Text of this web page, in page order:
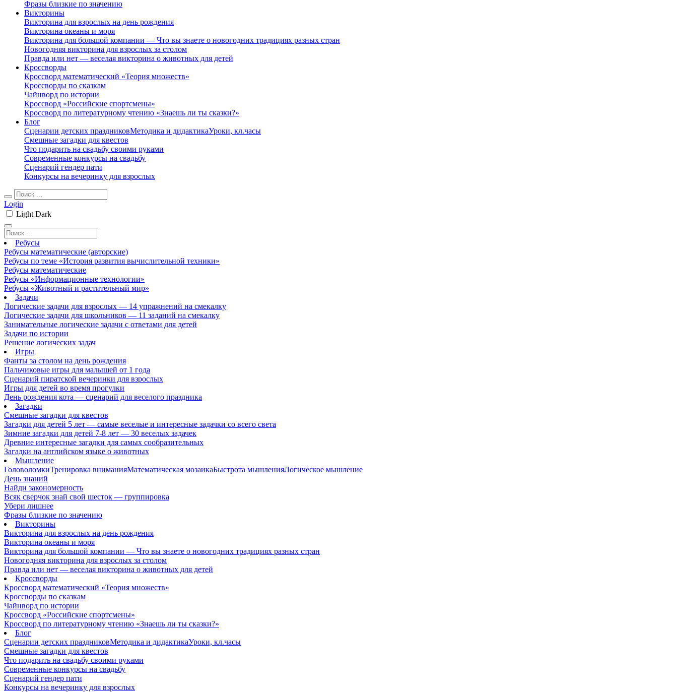
Фразы близкие по значению
Викторины
Викторина для взрослых на день рождения
Викторина океаны и моря
Викторина для большой компании — Что вы знаете о новогодних традициях разных стран
Новогодняя викторина для взрослых за столом
Правда или нет — веселая викторина о животных для детей
Кроссворды
Кроссворд математический «Теория множеств»
Кроссворды по сказкам
Чайнворд по истории
Кроссворд «Российские спортсмены»
Кроссворд по литературному чтению «Знаешь ли ты сказки?»
Блог
Сценарии детских праздниковМетодика и дидактикаУроки, кл.часы
Смешные загадки для квестов
Что подарить на свадьбу своими руками
Современные конкурсы на свадьбу
Сценарий гендер пати
Конкурсы на вечеринку для взрослых
Login
Light Dark
Ребусы
Ребусы математические (авторские)
Ребусы по теме «История развития вычислительной техники»
Ребусы математические
Ребусы «Информационные технологии»
Ребусы «Животный и растительный мир»
Задачи
Логические задачи для взрослых — 14 упражнений на смекалку
Логические задачи для школьников — 11 заданий на смекалку
Занимательные логические задачи с ответами для детей
Задачи по истории
Решение логических задач
Игры
Фанты за столом на день рождения
Пальчиковые игры для малышей от 1 года
Сценарий пиратской вечеринки для взрослых
Игры для детей во время прогулки
День рождения кота — сценарий для веселого праздника
Загадки
Смешные загадки для квестов
Загадки для детей 5 лет — самые веселые и интересные задачки со всего света
Зимние загадки для детей 7-8 лет — 30 веселых задачек
Древние интересные загадки для самых сообразительных
Загадки на английском языке о животных
Мышление
ГоловоломкиТренировка вниманияМатематическая мозаикаБыстрота мышленияЛогическое мышление
День знаний
Найди закономерность
Всяк сверчок знай свой шесток — группировка
Убери лишнее
Фразы близкие по значению
Викторины
Викторина для взрослых на день рождения
Викторина океаны и моря
Викторина для большой компании — Что вы знаете о новогодних традициях разных стран
Новогодняя викторина для взрослых за столом
Правда или нет — веселая викторина о животных для детей
Кроссворды
Кроссворд математический «Теория множеств»
Кроссворды по сказкам
Чайнворд по истории
Кроссворд «Российские спортсмены»
Кроссворд по литературному чтению «Знаешь ли ты сказки?»
Блог
Сценарии детских праздниковМетодика и дидактикаУроки, кл.часы
Смешные загадки для квестов
Что подарить на свадьбу своими руками
Современные конкурсы на свадьбу
Сценарий гендер пати
Конкурсы на вечеринку для взрослых